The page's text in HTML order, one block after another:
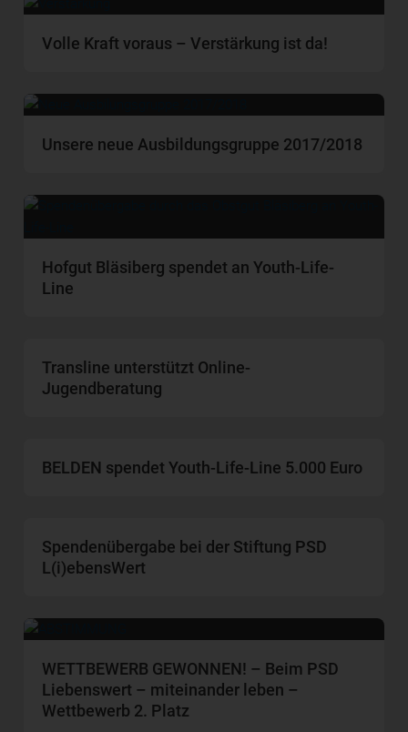
Volle Kraft voraus – Verstärkung ist da!
Unsere neue Ausbildungsgruppe 2017/2018
Hofgut Bläsiberg spendet an Youth-Life-
Line
Transline unterstützt Online-
Jugendberatung
BELDEN spendet Youth-Life-Line 5.000 Euro
Spendenübergabe bei der Stiftung PSD
L(i)ebensWert
WETTBEWERB GEWONNEN! – Beim PSD
Liebenswert – miteinander leben –
Wettbewerb 2. Platz